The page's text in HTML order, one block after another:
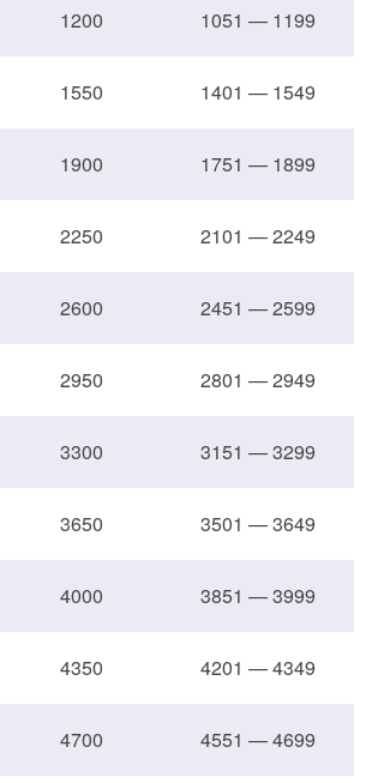
1200 1051 — 1199
1550 1401 — 1549
1900 1751 — 1899
2250 2101 — 2249
2600 2451 — 2599
2950 2801 — 2949
3300 3151 — 3299
3650 3501 — 3649
4000 3851 — 3999
4350 4201 — 4349
4700 4551 — 4699